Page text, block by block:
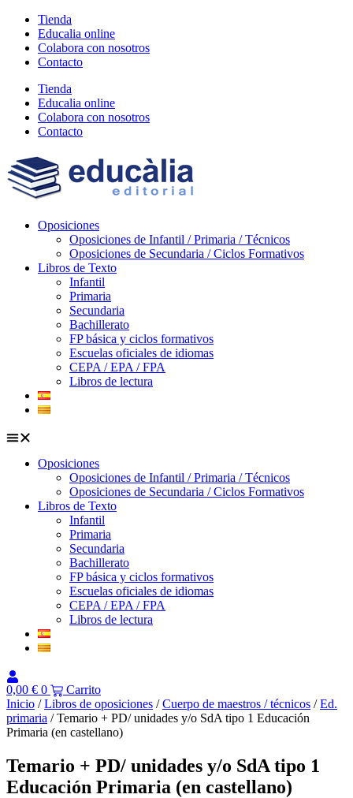
contenido
Tienda
Educalia online
Colabora con nosotros
Contacto
Tienda
Educalia online
Colabora con nosotros
Contacto
Oposiciones
Oposiciones de Infantil / Primaria / Técnicos
Oposiciones de Secundaria / Ciclos Formativos
Libros de Texto
Infantil
Primaria
Secundaria
Bachillerato
FP básica y ciclos formativos
Escuelas oficiales de idiomas
CEPA / EPA / FPA
Libros de lectura
Oposiciones
Oposiciones de Infantil / Primaria / Técnicos
Oposiciones de Secundaria / Ciclos Formativos
Libros de Texto
Infantil
Primaria
Secundaria
Bachillerato
FP básica y ciclos formativos
Escuelas oficiales de idiomas
CEPA / EPA / FPA
Libros de lectura
0,00 € 0
Carrito
Inicio /Libros de oposiciones /Cuerpo de maestros / técnicos /Ed.
primaria / Temario + PD/ unidades y/o SdA tipo 1 Educación
Primaria (en castellano)
Temario + PD/ unidades y/o SdA tipo 1
Educación Primaria (en castellano)